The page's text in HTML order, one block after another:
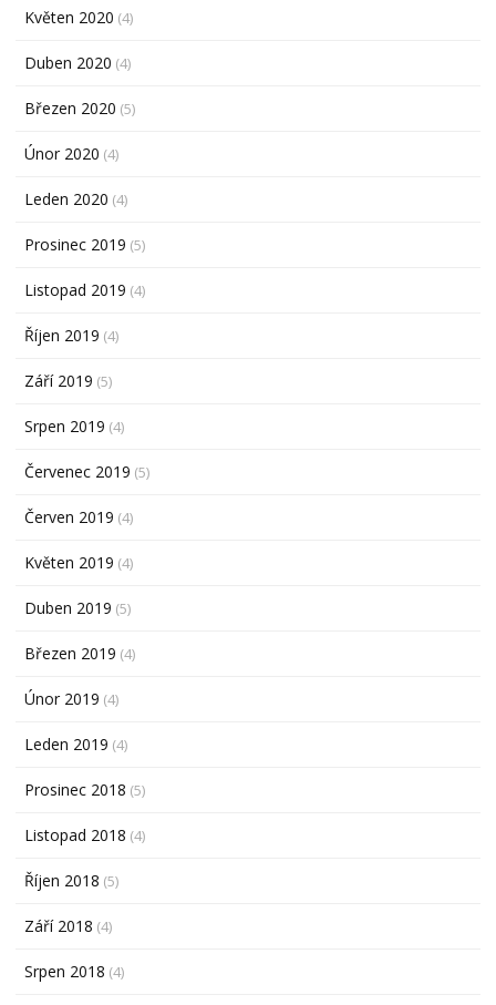
Květen 2020 (4)
Duben 2020 (4)
Březen 2020 (5)
Únor 2020 (4)
Leden 2020 (4)
Prosinec 2019 (5)
Listopad 2019 (4)
Říjen 2019 (4)
Září 2019 (5)
Srpen 2019 (4)
Červenec 2019 (5)
Červen 2019 (4)
Květen 2019 (4)
Duben 2019 (5)
Březen 2019 (4)
Únor 2019 (4)
Leden 2019 (4)
Prosinec 2018 (5)
Listopad 2018 (4)
Říjen 2018 (5)
Září 2018 (4)
Srpen 2018 (4)